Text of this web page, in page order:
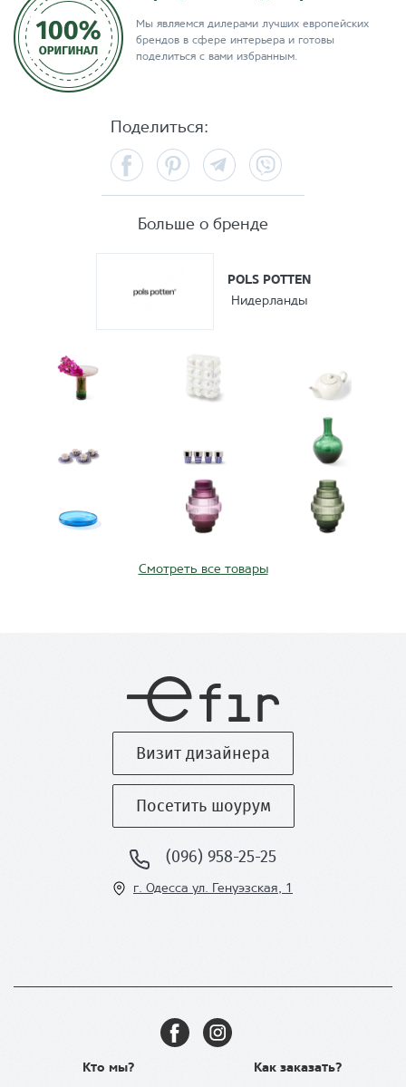
Мы являемся дилерами лучших европейских
брендов в сфере интерьера и готовы
поделиться с вами избранным.
Поделиться:
FacebookPinterest Telegram
Больше о бренде
POLS POTTEN
Нидерланды
Смотреть все товары
г. Одесса ул. Генуэзская, 1
(096) 958-25-25
Посетить шоурум
Визит дизайнера
Кто мы? Как заказать?